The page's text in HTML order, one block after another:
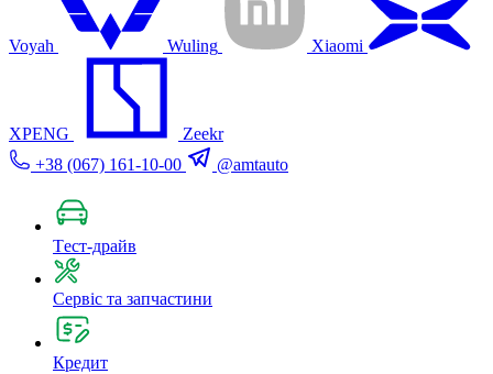
Voyah Wuling Xiaomi
XPENG
Zeekr
+38 (067) 161-10-00
@amtauto
Tест-драйв
Сервіс та запчастини
Кредит